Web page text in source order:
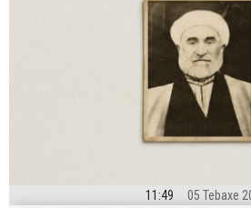
11:49 05 Tebaxe